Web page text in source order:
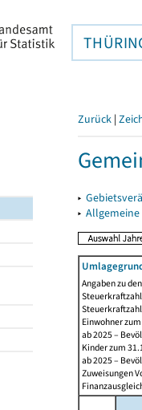
Zurück |
▸
▸
Angaben zu
Einwohner
ab 2025 –
Kinder zum
ab 2025 –
Zuweisungen